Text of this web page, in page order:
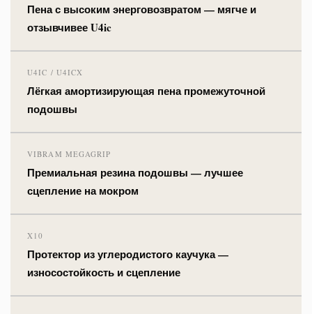
Пена с высоким энерговозвратом — мягче и
отзывчивее U4ic
U4IC / U4ICX
Лёгкая амортизирующая пена промежуточной
подошвы
VIBRAM MEGAGRIP
Премиальная резина подошвы — лучшее
сцепление на мокром
X10
Протектор из углеродистого каучука —
износостойкость и сцепление